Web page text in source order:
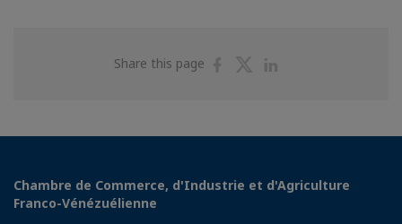
Share this page
ShareShare
Chambre de Commerce, d'Industrie et d'Agriculture
Franco-Vénézuélienne